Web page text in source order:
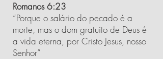
Romanos 6:23
“Porque o salário do pecado é a
morte, mas o dom gratuito de Deus é
a vida eterna, por Cristo Jesus, nosso
Senhor”